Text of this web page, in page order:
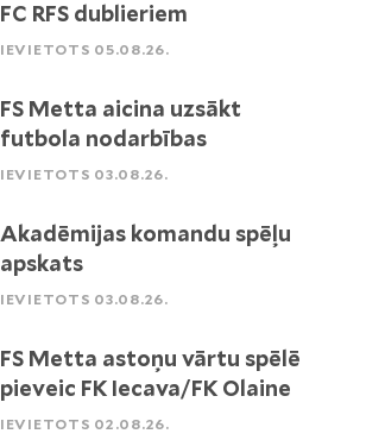
FC RFS dublieriem
IEVIETOTS 05.08.26.
FS Metta aicina uzsākt
futbola nodarbības
IEVIETOTS 03.08.26.
Akadēmijas komandu spēļu
apskats
IEVIETOTS 03.08.26.
FS Metta astoņu vārtu spēlē
pieveic FK Iecava/FK Olaine
IEVIETOTS 02.08.26.